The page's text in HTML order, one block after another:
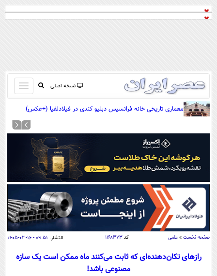
نسخه اصلی
باز
و
کردن
صفحه اول
آرشیو
نظرسنجی
آب و هوا
اوقات شرعی
سواد زندگی
اقتصاد
اقتصادی
خودرو
جامعه
اجتماعی
ورزشی
معماری تاریخی خانه فرانسیس دبلیو کندی در فیلادلفیا (+عکس)
صفحه نخست » علمی کد ۱۱۶۸۳۷۳ انتشار: ۰۹:۵۱ - ۱۶-۰۳-۱۴۰۵
رازهای تکان‌دهنده‌ای که ثابت می‌کنند ماه ممکن است یک سازه
مصنوعی باشد!